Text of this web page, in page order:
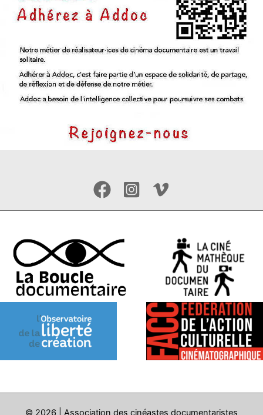
© 2026 | Association des cinéastes documentaristes